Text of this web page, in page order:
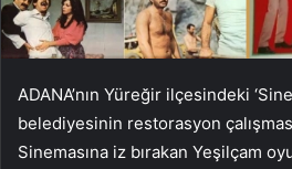
ADANA’nın Yüreğir ilçesindeki
belediyesinin restorasyon
Sinemasına iz bırakan Yeşilçam